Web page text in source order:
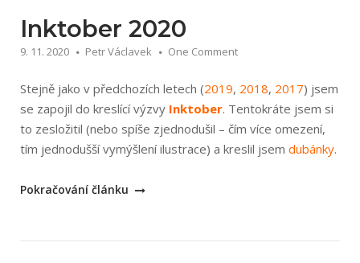
Inktober 2020
9. 11. 2020 Petr Václavek One Comment
Stejně jako v předchozích letech (2019, 2018, 2017) jsem
se zapojil do kreslící výzvy Inktober. Tentokráte jsem si
to zesložitil (nebo spíše zjednodušil – čím více omezení,
tím jednodušší vymýšlení ilustrace) a kreslil jsem dubánky.
„Inktober
Pokračování článku